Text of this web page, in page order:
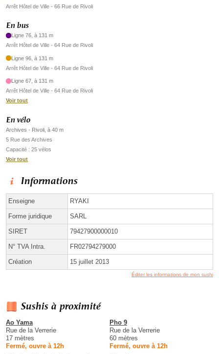
Arrêt Hôtel de Ville - 66 Rue de Rivoli
En bus
Ligne 76, à 131 m
Arrêt Hôtel de Ville - 64 Rue de Rivoli
Ligne 96, à 131 m
Arrêt Hôtel de Ville - 64 Rue de Rivoli
Ligne 67, à 131 m
Arrêt Hôtel de Ville - 64 Rue de Rivoli
Voir tout
En vélo
Archives - Rivoli, à 40 m
5 Rue des Archives
Capacité : 25 vélos
Voir tout
Informations
Enseigne RYAKI
Forme juridique SARL
SIRET 79427900000010
N° TVA Intra. FR02794279000
Création 15 juillet 2013
Éditer les informations de mon sushi
Sushis à proximité
Ao Yama
Rue de la Verrerie
17 mètres
Fermé, ouvre à 12h
Pho 9
Rue de la Verrerie
60 mètres
Fermé, ouvre à 12h